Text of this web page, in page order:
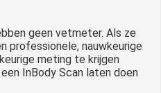
geen vetmeter. Als ze
professionele, nauwkeurige
meting te krijgen
InBody Scan laten doen